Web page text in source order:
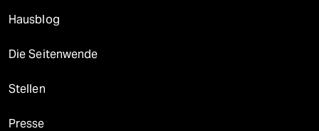
Hausblog
Die Seitenwende
Stellen
Presse